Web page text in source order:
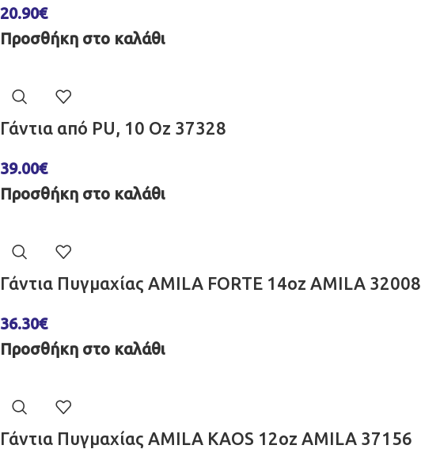
20.90€
Προσθήκη στο καλάθι
Γάντια από PU, 10 Οz 37328
39.00€
Προσθήκη στο καλάθι
Γάντια Πυγμαχίας AMILA FORTE 14oz AMILA 32008
36.30€
Προσθήκη στο καλάθι
Γάντια Πυγμαχίας AMILA KAOS 12oz AMILA 37156